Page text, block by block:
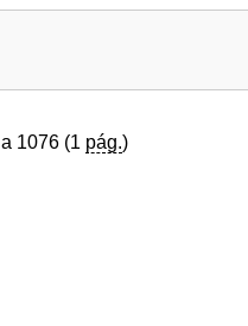
1076 (1 pág.)